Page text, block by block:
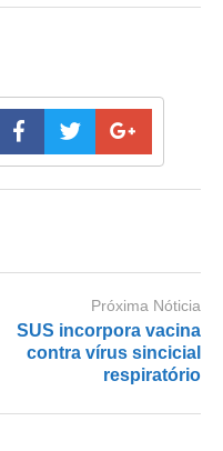
Próxima Nóticia
SUS incorpora vacina
contra vírus sincicial
respiratório